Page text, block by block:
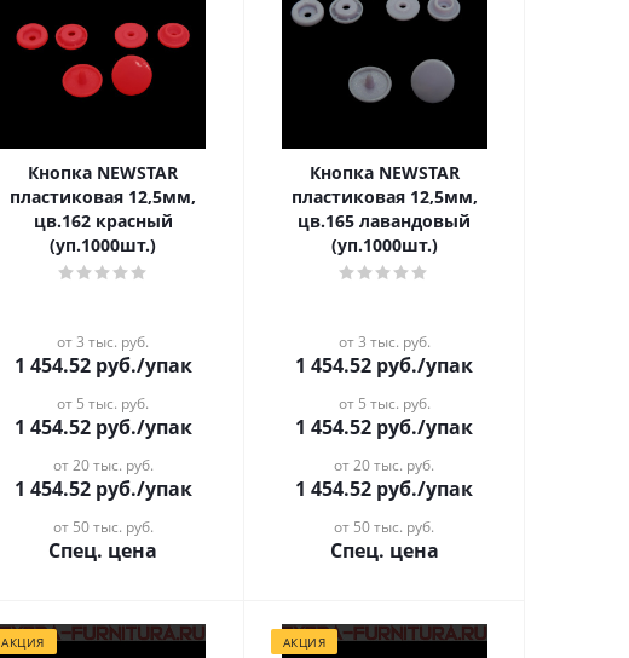
Кнопка NEWSTAR
пластиковая 12,5мм,
цв.162 красный
(уп.1000шт.)
от 3 тыс. руб.
1 454.52руб./упак
от 5 тыс. руб.
1 454.52руб./упак
от 20 тыс. руб.
1 454.52руб./упак
от 50 тыс. руб.
Спец. цена
Кнопка NEWSTAR
пластиковая 12,5мм,
цв.165 лавандовый
(уп.1000шт.)
от 3 тыс. руб.
1 454.52 руб./упак
от 5 тыс. руб.
1 454.52 руб./упак
от 20 тыс. руб.
1 454.52 руб./упак
от 50 тыс. руб.
Спец. цена
АКЦИЯ АКЦИЯ